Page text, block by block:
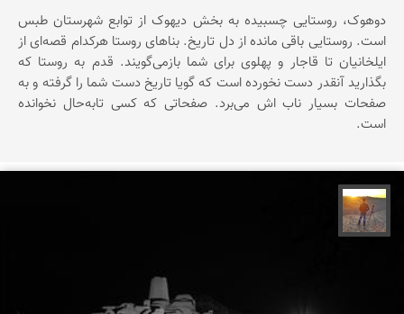
دوهوک، روستایی چسبیده به بخش دیهوک از توابع شهرستان طبس
است. روستایی باقی مانده از دل تاریخ. بناهای روستا هرکدام قصه‌ای از
ایلخانیان تا قاجار و پهلوی‌ برای شما بازمی‌گویند. قدم به روستا که
بگذارید آنقدر دست نخورده است که گویا تاریخ دست شما را گرفته و به
صفحات بسیار ناب اش می‌برد. صفحاتی که کسی تابه‌حال نخوانده
است.